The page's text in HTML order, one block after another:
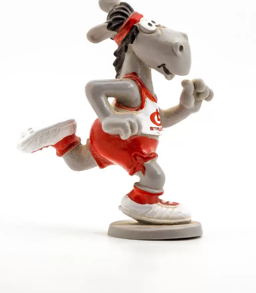
die teilweise eigene Startgemeinschaften
Vorlaufs um neun Hundertstel auf 31,98 Sekunden, was
Köhler im Hochsprung von M 60. Mit 1,30 m kam
wie die Frauenstaffel Platz 7.